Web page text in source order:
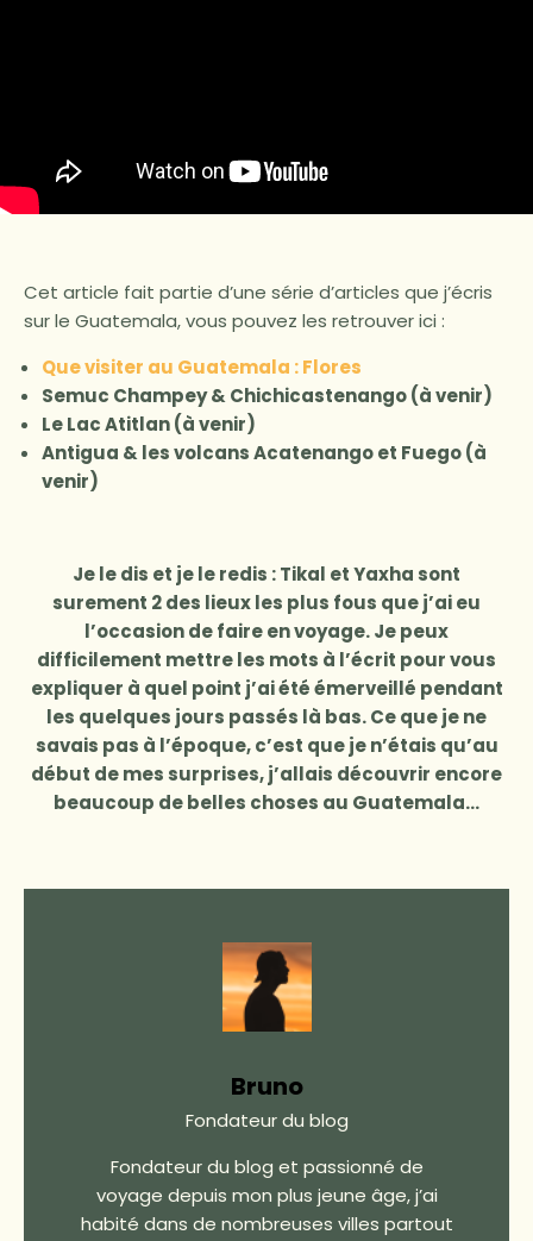
Cet article fait partie d’une série d’articles que j’écris
sur le Guatemala, vous pouvez les retrouver ici :
Que visiter au Guatemala : Flores
Semuc Champey & Chichicastenango (à venir)
Le Lac Atitlan (à venir)
Antigua & les volcans Acatenango et Fuego (à
venir)
Je le dis et je le redis : Tikal et Yaxha sont
surement 2 des lieux les plus fous que j’ai eu
l’occasion de faire en voyage. Je peux
difficilement mettre les mots à l’écrit pour vous
expliquer à quel point j’ai été émerveillé pendant
les quelques jours passés là bas. Ce que je ne
savais pas à l’époque, c’est que je n’étais qu’au
début de mes surprises, j’allais découvrir encore
beaucoup de belles choses au Guatemala…
Bruno
Fondateur du blog
Fondateur du blog et passionné de
voyage depuis mon plus jeune âge, j’ai
habité dans de nombreuses villes partout